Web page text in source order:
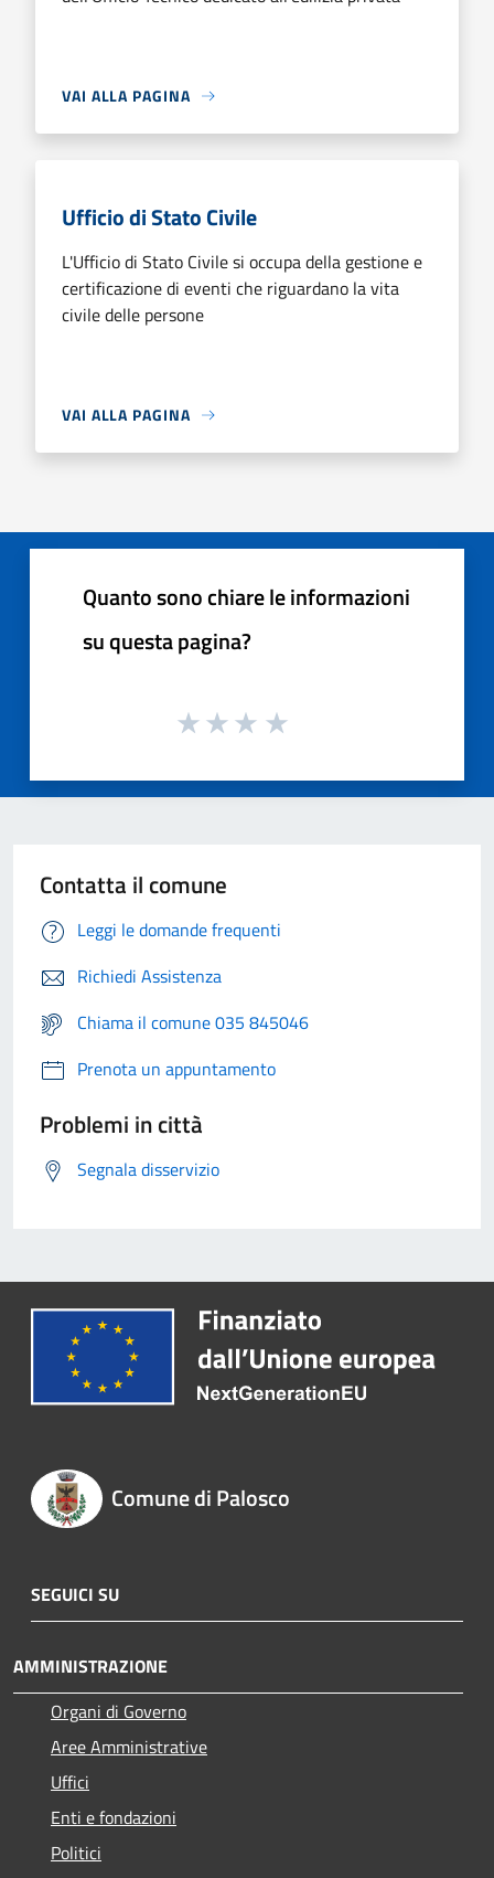
VAI ALLA PAGINA
Ufficio di Stato Civile
L'Ufficio di Stato Civile si occupa della gestione e
certificazione di eventi che riguardano la vita
civile delle persone
VAI ALLA PAGINA
Quanto sono chiare le informazioni
su questa pagina?
Contatta il comune
Leggi le domande frequenti
Richiedi Assistenza
Chiama il comune 035 845046
Prenota un appuntamento
Problemi in città
Segnala disservizio
Comune di Palosco
SEGUICI SU
AMMINISTRAZIONE
Organi di Governo
Aree Amministrative
Uffici
Enti e fondazioni
Politici